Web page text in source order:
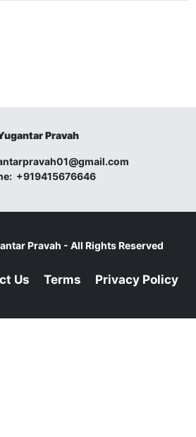
Pravah
+919415676646
Pravah - All Rights Reserved
Us Terms Privacy Policy